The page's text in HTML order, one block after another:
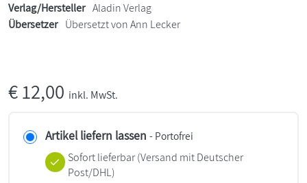
Verlag/Hersteller Aladin Verlag
Übersetzer Übersetzt von Ann Lecker
€12,00 inkl. MwSt.
Artikel liefern lassen - Portofrei
Sofort lieferbar(Versand mit Deutscher
Post/DHL)